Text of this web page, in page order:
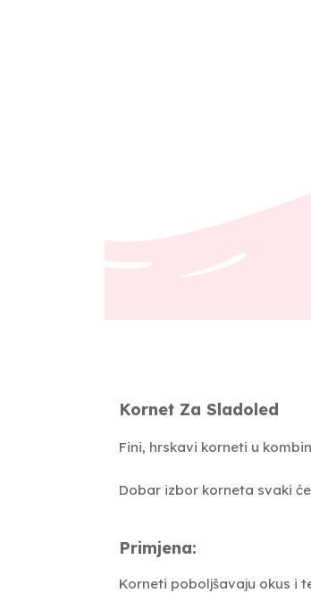
Kornet Za Sladoled
Fini, hrskavi korneti u
Dobar izbor korneta svaki
Primjena:
Korneti poboljšavaju okus i